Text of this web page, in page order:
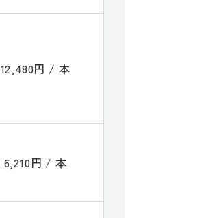
12,480円 / 本
6,210円 / 本